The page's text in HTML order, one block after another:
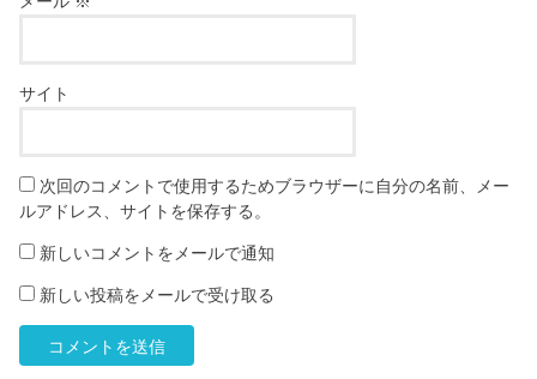
サイト
次回のコメントで使用するためブラウザーに自分の名前、メー
ルアドレス、サイトを保存する。
新しいコメントをメールで通知
新しい投稿をメールで受け取る